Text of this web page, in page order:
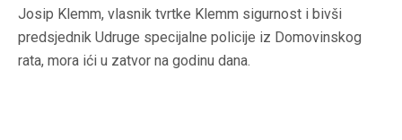
Josip Klemm, vlasnik tvrtke Klemm sigurnost i bivši
predsjednik Udruge specijalne policije iz Domovinskog
rata, mora ići u zatvor na godinu dana.